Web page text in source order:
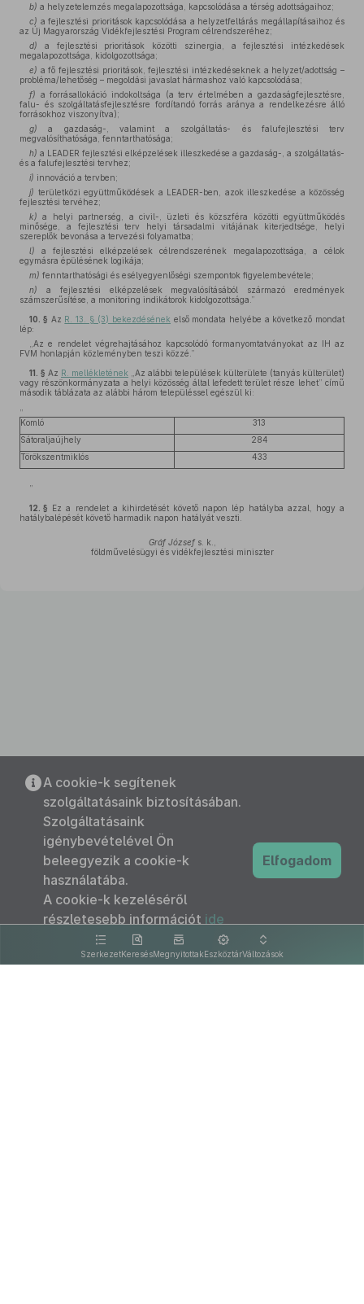
b) a helyzetelemzés megalapozottsága, kapcsolódása a térség adottságaihoz;
c) a fejlesztési prioritások kapcsolódása a helyzetfeltárás megállapításaihoz és
az Új Magyarország Vidékfejlesztési Program célrendszeréhez;
d) a fejlesztési prioritások közötti szinergia, a fejlesztési intézkedések
megalapozottsága, kidolgozottsága;
e) a fő fejlesztési prioritások, fejlesztési intézkedéseknek a helyzet/adottság –
probléma/lehetőség – megoldási javaslat hármashoz való kapcsolódása;
f) a forrásallokáció indokoltsága (a terv értelmében a gazdaságfejlesztésre,
falu- és szolgáltatásfejlesztésre fordítandó forrás aránya a rendelkezésre álló
forrásokhoz viszonyítva);
g) a gazdaság-, valamint a szolgáltatás- és falufejlesztési terv
megvalósíthatósága, fenntarthatósága;
h) a LEADER fejlesztési elképzelések illeszkedése a gazdaság-, a szolgáltatás-
és a falufejlesztési tervhez;
i) innováció a tervben;
j) területközi együttműködések a LEADER-ben, azok illeszkedése a közösség
fejlesztési tervéhez;
k) a helyi partnerség, a civil-, üzleti és közszféra közötti együttműködés
minősége, a fejlesztési terv helyi társadalmi vitájának kiterjedtsége, helyi
szereplők bevonása a tervezési folyamatba;
l) a fejlesztési elképzelések célrendszerének megalapozottsága, a célok
egymásra épülésének logikája;
m) fenntarthatósági és esélyegyenlőségi szempontok figyelembevétele;
n) a fejlesztési elképzelések megvalósításából származó eredmények
számszerűsítése, a monitoring indikátorok kidolgozottsága.”
10. § Az R. 13. § (3) bekezdésének első mondata helyébe a következő mondat
lép:
„Az e rendelet végrehajtásához kapcsolódó formanyomtatványokat az IH az
FVM honlapján közleményben teszi közzé.”
11. § Az R. mellékletének „Az alábbi települések külterülete (tanyás külterület)
vagy részönkormányzata a helyi közösség által lefedett terület része lehet” című
második táblázata az alábbi három településsel egészül ki:
Komló
313
Sátoraljaújhely
284
Törökszentmiklós
433
”
12. § Ez a rendelet a kihirdetését követő napon lép hatályba azzal, hogy a
hatálybalépését követő harmadik napon hatályát veszti.
Gráf Józsefs. k.,
földművelésügyi és vidékfejlesztési miniszter
SzerkezetKeresésMegnyitottakEszköztárVáltozások
A cookie-k segítenek
szolgáltatásaink biztosításában.
Szolgáltatásaink
igénybevételével Ön
beleegyezik a cookie-k
használatába.
A cookie-k kezeléséről
részletesebb információt ide
kattintva olvashat.
Elfogadom